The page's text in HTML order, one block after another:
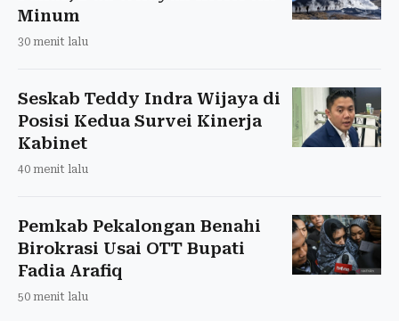
Minum
30 menit lalu
Seskab Teddy Indra Wijaya di
Posisi Kedua Survei Kinerja
Kabinet
40 menit lalu
Pemkab Pekalongan Benahi
Birokrasi Usai OTT Bupati
Fadia Arafiq
50 menit lalu